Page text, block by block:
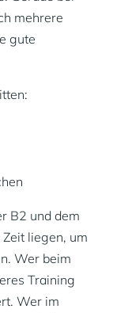
mehrere
gute
B2 und dem
liegen, um
Wer beim
Training
Wer im